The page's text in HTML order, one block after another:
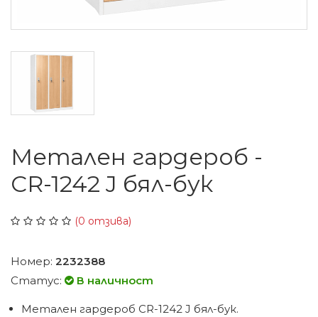
Метален гардероб -
CR-1242 J бял-бук
(0 отзива)
Номер: 2232388
Статус:
В наличност
Метален гардероб CR-1242 J бял-бук.